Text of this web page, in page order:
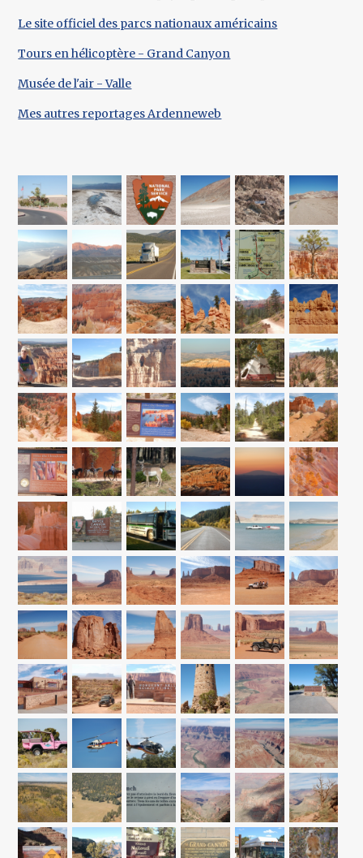
Le site officiel des parcs nationaux américains
Tours en hélicoptère - Grand Canyon
Musée de l'air - Valle
Mes autres reportages Ardenneweb